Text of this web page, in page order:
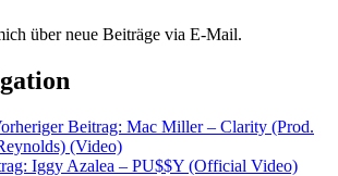
über neue Beiträge via E-Mail.
Beitrag: Mac Miller – Clarity (Prod.
(Video)
Iggy Azalea – PU$$Y (Official Video)